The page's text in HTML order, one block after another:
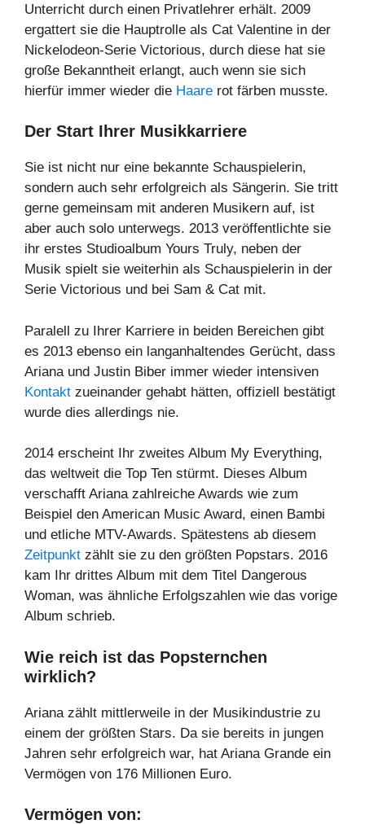
Unterricht durch einen Privatlehrer erhält. 2009
ergattert sie die Hauptrolle als Cat Valentine in der
Nickelodeon-Serie Victorious, durch diese hat sie
große Bekanntheit erlangt, auch wenn sie sich
hierfür immer wieder die Haare rot färben musste.
Der Start Ihrer Musikkarriere
Sie ist nicht nur eine bekannte Schauspielerin,
sondern auch sehr erfolgreich als Sängerin. Sie tritt
gerne gemeinsam mit anderen Musikern auf, ist
aber auch solo unterwegs. 2013 veröffentlichte sie
ihr erstes Studioalbum Yours Truly, neben der
Musik spielt sie weiterhin als Schauspielerin in der
Serie Victorious und bei Sam & Cat mit.
Paralell zu Ihrer Karriere in beiden Bereichen gibt
es 2013 ebenso ein langanhaltendes Gerücht, dass
Ariana und Justin Biber immer wieder intensiven
Kontakt zueinander gehabt hätten, offiziell bestätigt
wurde dies allerdings nie.
2014 erscheint Ihr zweites Album My Everything,
das weltweit die Top Ten stürmt. Dieses Album
verschafft Ariana zahlreiche Awards wie zum
Beispiel den American Music Award, einen Bambi
und etliche MTV-Awards. Spätestens ab diesem
Zeitpunkt zählt sie zu den größten Popstars. 2016
kam Ihr drittes Album mit dem Titel Dangerous
Woman, was ähnliche Erfolgszahlen wie das vorige
Album schrieb.
Wie reich ist das Popsternchen
wirklich?
Ariana zählt mittlerweile in der Musikindustrie zu
einem der größten Stars. Da sie bereits in jungen
Jahren sehr erfolgreich war, hat Ariana Grande ein
Vermögen von 176 Millionen Euro.
Vermögen von: